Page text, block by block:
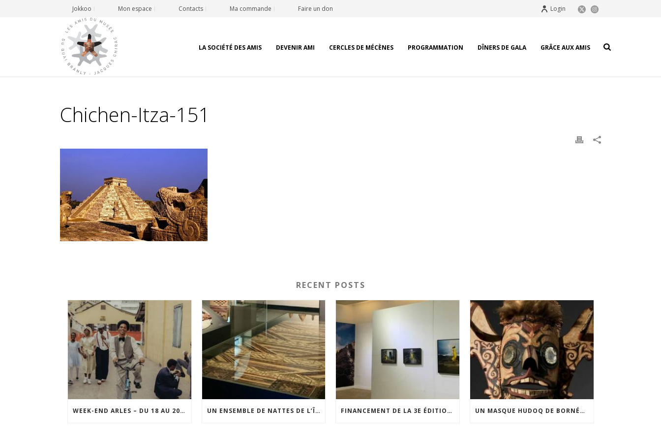
Jokkoo Mon espace Contacts Ma commande Faire un don Login
LA SOCIÉTÉ DES AMIS DEVENIR AMI CERCLES DE MÉCÈNES PROGRAMMATION DÎNERS DE GALA GRÂCE AUX AMIS
Chichen-Itza-151
RECENT POSTS
WEEK-END ARLES – DU 18 AU 20 SEPTEMBRE 2026 UN ENSEMBLE DE NATTES DE L’ÎLE DE WAIGEO RESTAURÉ GRÂCE AU SOUTIEN DU CERCLE LÉVI-STRAUSS FINANCEMENT DE LA 3E ÉDITION DE L’EXPOSITION DU PRIX POUR LA PHOTOGRAPHIE PAR LE CERCLE POUR LA PHOTOGRAPHIE ET L’ART CONTEMPORAIN UN MASQUE HUDOQ DE BORNÉO ACQUIS GRÂCE AU SOUTIEN DU CERCLE LÉVI-STRAUSS